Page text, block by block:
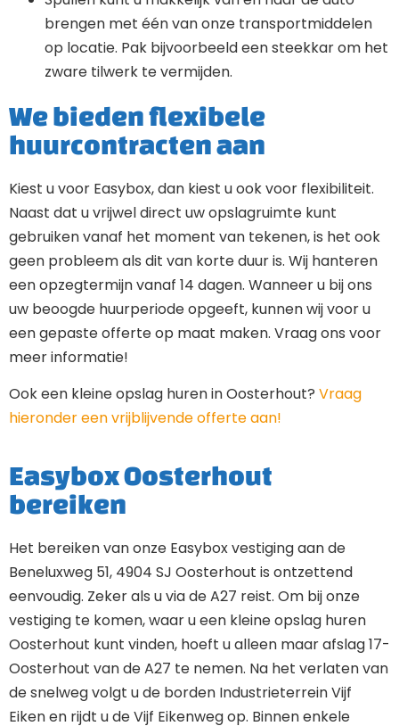
brengen met één van onze transportmiddelen
op locatie. Pak bijvoorbeeld een steekkar om het
zware tilwerk te vermijden.
We bieden flexibele
huurcontracten aan
Kiest u voor Easybox, dan kiest u ook voor flexibiliteit.
Naast dat u vrijwel direct uw opslagruimte kunt
gebruiken vanaf het moment van tekenen, is het ook
geen probleem als dit van korte duur is. Wij hanteren
een opzegtermijn vanaf 14 dagen. Wanneer u bij ons
uw beoogde huurperiode opgeeft, kunnen wij voor u
een gepaste offerte op maat maken. Vraag ons voor
meer informatie!
Ook een kleine opslag huren in Oosterhout? Vraag
hieronder een vrijblijvende offerte aan!
Easybox Oosterhout
bereiken
Het bereiken van onze Easybox vestiging aan de
Beneluxweg 51, 4904 SJ Oosterhout is ontzettend
eenvoudig. Zeker als u via de A27 reist. Om bij onze
vestiging te komen, waar u een kleine opslag huren
Oosterhout kunt vinden, hoeft u alleen maar afslag 17-
Oosterhout van de A27 te nemen. Na het verlaten van
de snelweg volgt u de borden Industrieterrein Vijf
Eiken en rijdt u de Vijf Eikenweg op. Binnen enkele